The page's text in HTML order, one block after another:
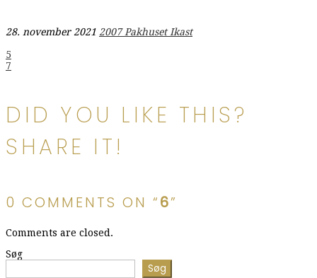
28. november 2021 2007 Pakhuset Ikast
Indlægsnavigation
5
7
DID YOU LIKE THIS?
SHARE IT!
0 COMMENTS ON “6”
Comments are closed.
Søg
Søg